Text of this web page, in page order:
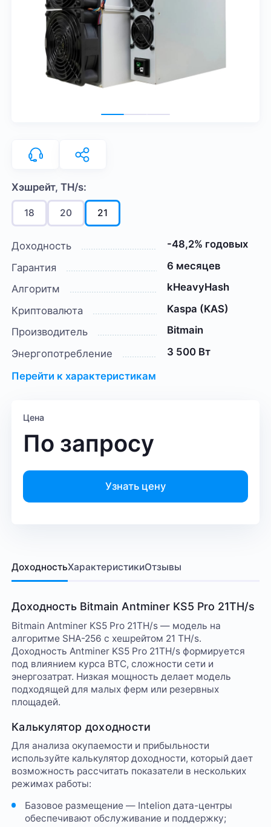
Хэшрейт, TH/s:
18 20 21
Доходность
-48,2% годовых
Гарантия
6 месяцев
Алгоритм
kHeavyHash
Криптовалюта
Kaspa (KAS)
Производитель
Bitmain
Энергопотребление
3 500 Вт
Перейти к характеристикам
Цена
По запросу
Узнать цену
ДоходностьХарактеристикиОтзывы
Доходность Bitmain Antminer KS5 Pro 21TH/s
Bitmain Antminer KS5 Pro 21TH/s — модель на
алгоритме SHA-256 с хешрейтом 21 TH/s.
Доходность Antminer KS5 Pro 21TH/s формируется
под влиянием курса BTC, сложности сети и
энергозатрат. Низкая мощность делает модель
подходящей для малых ферм или резервных
площадей.
Калькулятор доходности
Для анализа окупаемости и прибыльности
используйте калькулятор доходности, который дает
возможность рассчитать показатели в нескольких
режимах работы:
Базовое размещение — Intelion дата-центры
обеспечивают обслуживание и поддержку;